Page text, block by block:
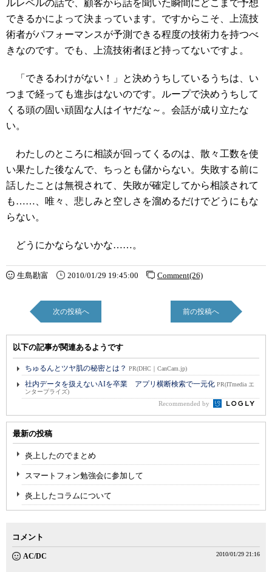
ルレベルの話で、顧客から話を聞いた瞬間にどこまで予想
できるかによって決まっています。ですからこそ、上流技
術者がパフォーマンスが予測できる程度の技術力を持つべ
きなのです。でも、上流技術者ほど持ってないですよ。
「できるわけがない！」と決めうちしているうちは、い
つまで経っても進歩はないのです。ループで決めうちして
くる頭の固い頑固な人はイヤだな～。会話が成り立たな
い。
わたしのところに相談が回ってくるのは、散々工数を使
い果たした後なんで、ちっとも儲からない。失敗する前に
話したことは無視されて、失敗が確定してから相談されて
も……、唯々、悲しみと空しさを溜めるだけでどうにもな
らない。
どうにかならないかな……。
生島勘富 2010/01/29 19:45:00 Comment(26)
次の投稿へ 前の投稿へ
以下の記事が関連あるようです
ちゅるんとツヤ肌の秘密とは？ PR(DHC｜CanCam.jp)
社内データを扱えないAIを卒業 アプリ横断検索で一元化 PR(ITmedia エ
ンタープライズ)
Recommended by
最新の投稿
炎上したのでまとめ
スマートフォン勉強会に参加して
炎上したコラムについて
コメント
AC/DC 2010/01/29 21:16